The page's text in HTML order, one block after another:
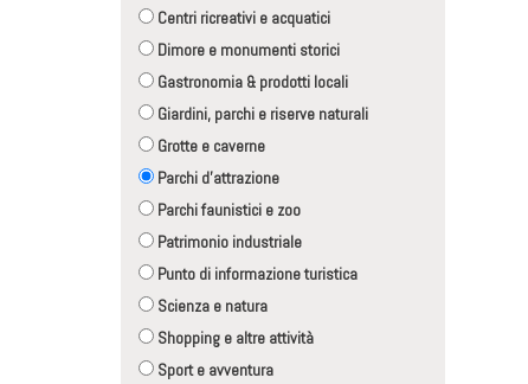
Centri ricreativi e acquatici
Dimore e monumenti storici
Gastronomia & prodotti locali
Giardini, parchi e riserve naturali
Grotte e caverne
Parchi d'attrazione
Parchi faunistici e zoo
Patrimonio industriale
Punto di informazione turistica
Scienza e natura
Shopping e altre attività
Sport e avventura